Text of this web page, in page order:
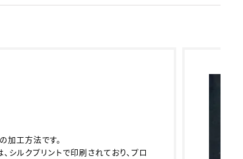
加工方法です。
シルクプリントで印刷されており、プロ